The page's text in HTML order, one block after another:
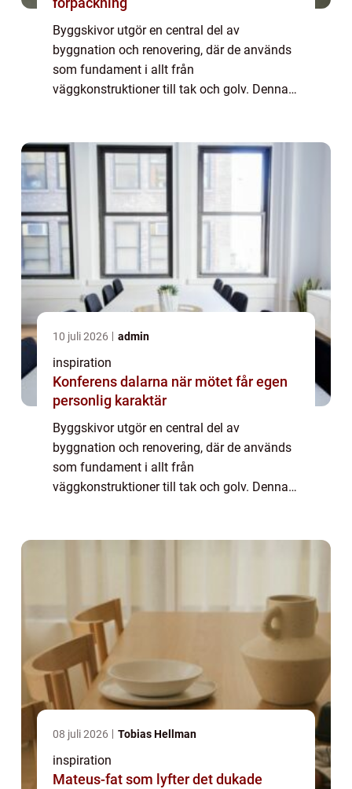
Byggskivor utgör en central del av
byggnation och renovering, där de används
som fundament i allt från
väggkonstruktioner till tak och golv. Denna
10 juli 2026 admin
inspiration
Konferens dalarna när mötet får egen
personlig karaktär
Byggskivor utgör en central del av
byggnation och renovering, där de används
som fundament i allt från
väggkonstruktioner till tak och golv. Denna
08 juli 2026 Tobias Hellman
inspiration
Mateus-fat som lyfter det dukade